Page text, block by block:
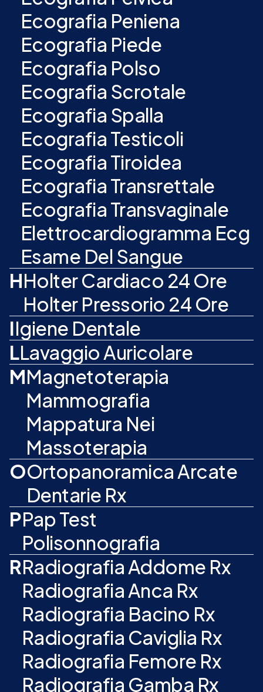
Ecografia Peniena
Ecografia Piede
Ecografia Polso
Ecografia Scrotale
Ecografia Spalla
Ecografia Testicoli
Ecografia Tiroidea
Ecografia Transrettale
Ecografia Transvaginale
Elettrocardiogramma Ecg
Esame Del Sangue
HHolter Cardiaco 24 Ore
Holter Pressorio 24 Ore
IIgiene Dentale
LLavaggio Auricolare
MMagnetoterapia
Mammografia
Mappatura Nei
Massoterapia
OOrtopanoramica Arcate
Dentarie Rx
PPap Test
Polisonnografia
RRadiografia Addome Rx
Radiografia Anca Rx
Radiografia Bacino Rx
Radiografia Caviglia Rx
Radiografia Femore Rx
Radiografia Gamba Rx